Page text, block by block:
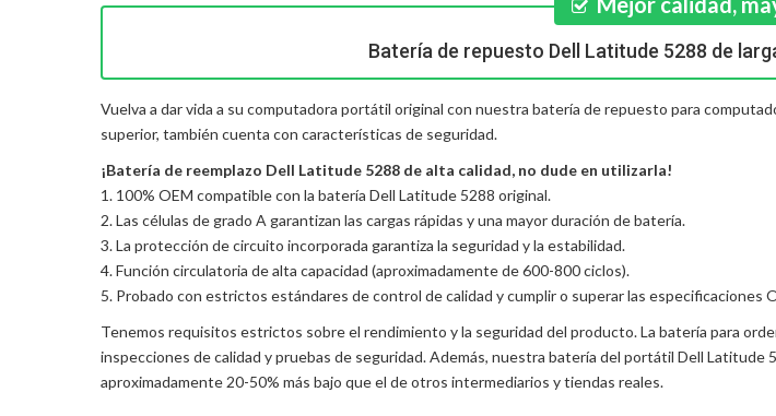
Batería de repuesto Dell Latitude 5288 de
Vuelva a dar vida a su computadora portátil original con nuestra batería de repuesto para
superior, también cuenta con características de seguridad.
¡Batería de reemplazo Dell Latitude 5288 de alta calidad, no dude en utilizarla!
1. 100% OEM compatible con la batería Dell Latitude 5288 original.
2. Las células de grado A garantizan las cargas rápidas y una mayor duración de batería.
3. La protección de circuito incorporada garantiza la seguridad y la estabilidad.
4. Función circulatoria de alta capacidad (aproximadamente de 600-800 ciclos).
5. Probado con estrictos estándares de control de calidad y cumplir o superar las especificaciones
Tenemos requisitos estrictos sobre el rendimiento y la seguridad del producto. La batería para
inspecciones de calidad y pruebas de seguridad. Además, nuestra batería del portátil Dell Latitude
aproximadamente 20-50% más bajo que el de otros intermediarios y tiendas reales.